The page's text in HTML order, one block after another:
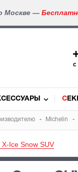
Москве —
c
Michelin
X-Ice Snow SUV